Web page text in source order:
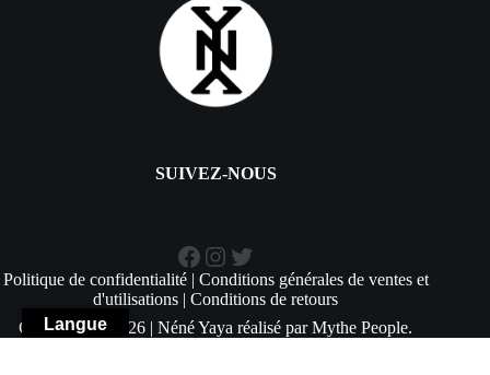
SUIVEZ-NOUS
Facebook
Instagram
Twitter
Politique de confidentialité| Conditions générales de ventes et
d'utilisations |Conditions de retours
Copyright © 2026 | Néné Yaya réalisé parMythe People.
Langue